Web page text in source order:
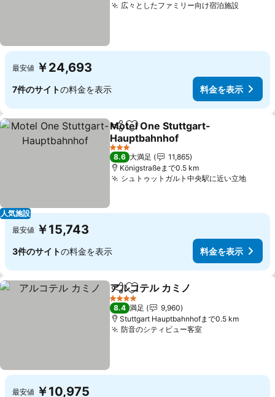
広々としたファミリー向け宿泊施設料金を
最安値 ￥24,693
7件のサイトの料金を表示 料金を表示
人気施設
シェアお気に入りに追加
Motel One Stuttgart-
Hauptbahnhof
料金を表示
3 ホテルのランク
8.6 大満足
11,865
Königstraßeまで0.5 km
シュトゥットガルト中央駅に近い立地料金
最安値 ￥15,743
3件のサイトの料金を表示 料金を表示
シェアお気に入りに追加
アルコテル カミノ
4 ホテルのランク
8.4 満足
9,960
Stuttgart Hauptbahnhofまで0.5 km
防音のシティビュー客室料金を表示
最安値 ￥10,975